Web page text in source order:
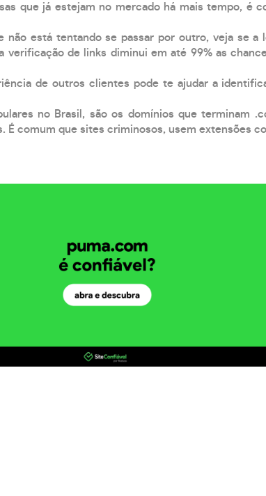
que já estejam no mercado há mais tempo, é
não está tentando se passar por outro, veja se a
verificação de links diminui em até 99% as
de outros clientes pode te ajudar a
no Brasil, são os domínios que terminam
É comum que sites criminosos, usem extensões